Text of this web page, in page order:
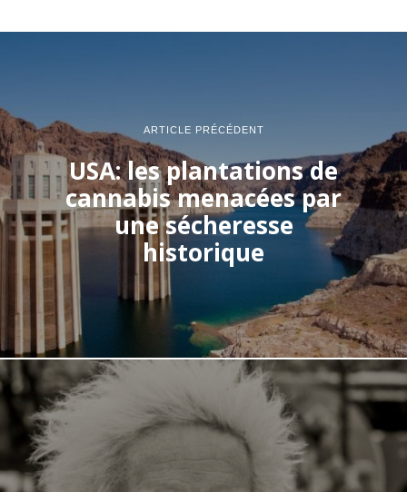
ARTICLE PRÉCÉDENT
USA: les plantations de
cannabis menacées par
une sécheresse
historique